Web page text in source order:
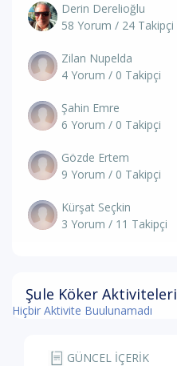
Derin Derelioğlu
58 Yorum / 24 Takipçi
Zilan Nupelda
4 Yorum / 0 Takipçi
Şahin Emre
6 Yorum / 0 Takipçi
Gözde Ertem
9 Yorum / 0 Takipçi
Kürşat Seçkin
3 Yorum / 11 Takipçi
Şule Köker Aktiviteleri
Hiçbir Aktivite Buulunamadı
GÜNCEL İÇERİK